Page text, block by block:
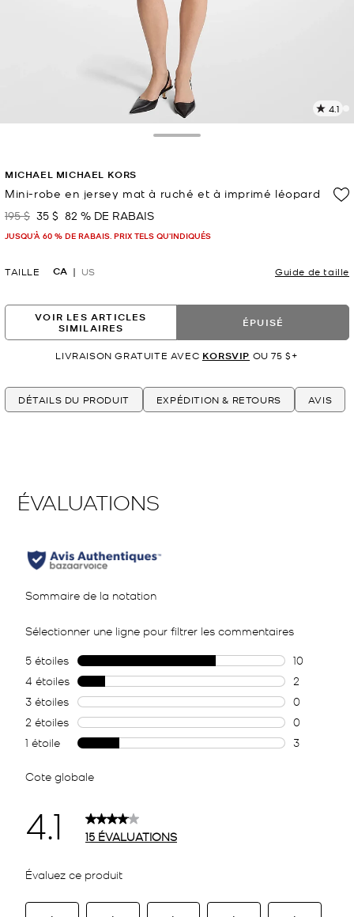
4.1
MICHAEL MICHAEL KORS
Mini-robe en jersey mat à ruché et à imprimé léopard
était
195 $ maintenant
35 $ 82 % DE RABAIS
JUSQU’À 60 % DE RABAIS. PRIX TELS QU'INDIQUÉS
TAILLE CA US Guide de taille
VOIR LES ARTICLES
SIMILAIRES
ÉPUISÉ
LIVRAISON GRATUITE AVEC KORSVIP OU 75 $+
DÉTAILS DU PRODUIT EXPÉDITION & RETOURS AVIS